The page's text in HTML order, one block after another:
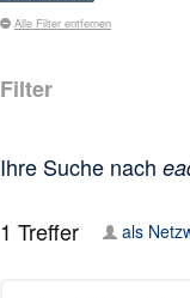
Alle Filter entfernen
Filter
Ihre Suche nach
1 Treffer als